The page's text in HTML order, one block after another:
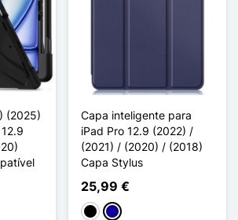
(2025)
Capa inteligente para
iPad Pro 12.9 (2022) /
(2021) / (2020) / (2018)
Capa Stylus
25,99 €
PretoAzul Escuro